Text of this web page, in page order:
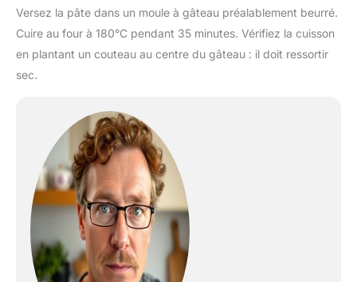
Versez la pâte dans un moule à gâteau préalablement beurré.
Cuire au four à 180°C pendant 35 minutes. Vérifiez la cuisson
en plantant un couteau au centre du gâteau : il doit ressortir
sec.